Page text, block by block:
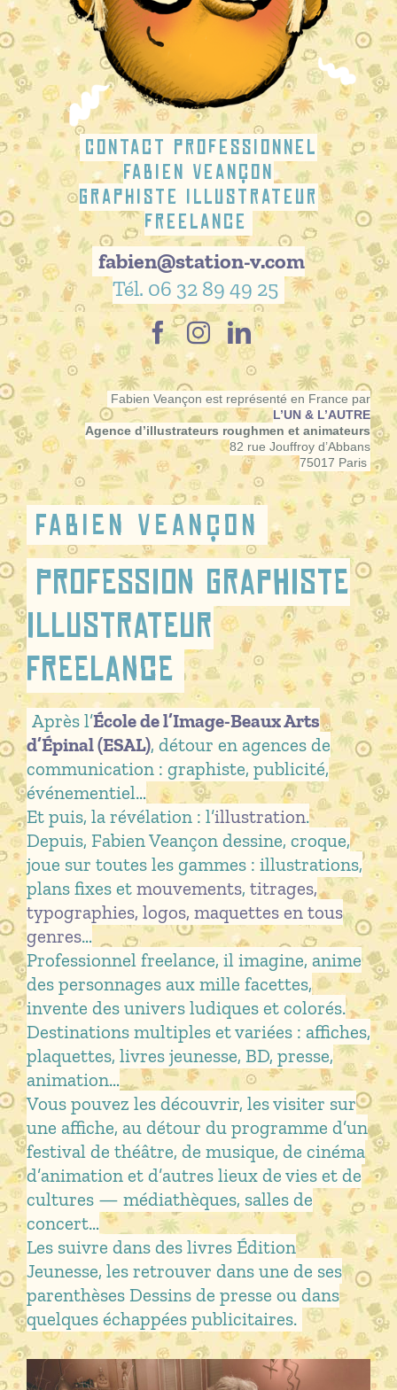
Contact professionnel
Fabien Veançon
graphiste illustrateur
freelance
fabien@station-v.com
Tél. 06 32 89 49 25
Fabien Veançon est représenté en France par
L’UN & L’AUTRE
Agence d’illustrateurs roughmen et animateurs
82 rue Jouffroy d’Abbans
75017 Paris
Fabien Veançon
Profession graphiste
illustrateur
freelance
Après l’École de l’Image-Beaux Arts
d’Épinal (ESAL), détour en agences de
communication : graphiste, publicité,
événementiel…
Et puis, la révélation : l’illustration.
Depuis, Fabien Veançon dessine, croque,
joue sur toutes les gammes : illustrations,
plans fixes et mouvements, titrages,
typographies, logos, maquettes en tous
genres…
Professionnel freelance, il imagine, anime
des personnages aux mille facettes,
invente des univers ludiques et colorés.
Destinations multiples et variées : affiches,
plaquettes, livres jeunesse, BD, presse,
animation…
Vous pouvez les découvrir, les visiter sur
une affiche, au détour du programme d’un
festival de théâtre, de musique, de cinéma
d’animation et d’autres lieux de vies et de
cultures — médiathèques, salles de
concert…
Les suivre dans des livres Édition
Jeunesse, les retrouver dans une de ses
parenthèses Dessins de presse ou dans
quelques échappées publicitaires.